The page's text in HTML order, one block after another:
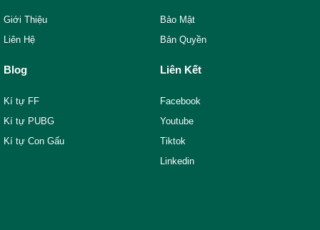
Giới Thiệu
Liên Hệ
Bảo Mật
Bản Quyền
Blog
Kí tự FF
Kí tự PUBG
Kí tự Con Gấu
Liên Kết
Facebook
Youtube
Tiktok
Linkedin